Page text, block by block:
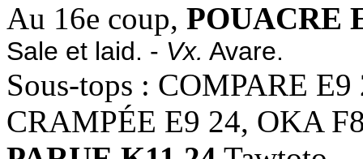
Au 16e coup, POUACRE
Sale et laid. - Vx. Avare.
Sous-tops : COMPARE
CRAMPÉE E9 24, OKA